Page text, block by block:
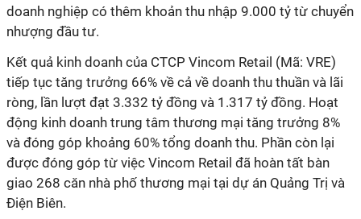
doanh nghiệp có thêm khoản thu nhập 9.000 tỷ từ chuyển
nhượng đầu tư.
Kết quả kinh doanh của CTCP Vincom Retail (Mã: VRE)
tiếp tục tăng trưởng 66% về cả về doanh thu thuần và lãi
ròng, lần lượt đạt 3.332 tỷ đồng và 1.317 tỷ đồng. Hoạt
động kinh doanh trung tâm thương mại tăng trưởng 8%
và đóng góp khoảng 60% tổng doanh thu. Phần còn lại
được đóng góp từ việc Vincom Retail đã hoàn tất bàn
giao 268 căn nhà phố thương mại tại dự án Quảng Trị và
Điện Biên.